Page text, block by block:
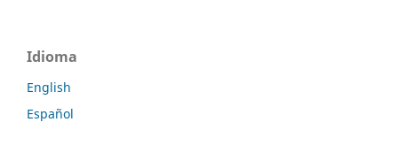
Idioma
English
Español